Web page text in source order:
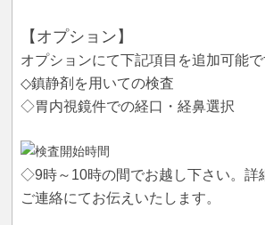
【オプション】
オプションにて下記項目を追加可能で
◇鎮静剤を用いての検査
◇胃内視鏡件での経口・経鼻選択
◇9時～10時の間でお越し下さい。詳
ご連絡にてお伝えいたします。